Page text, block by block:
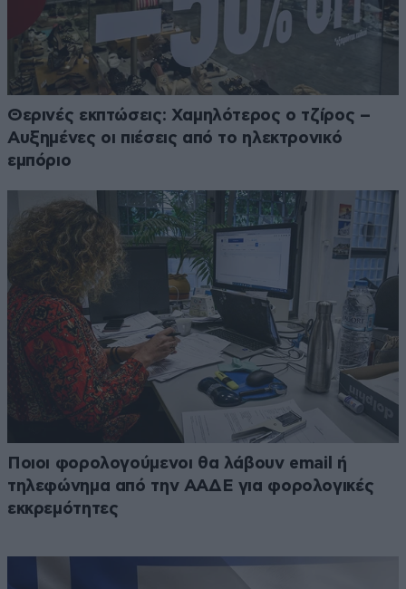
Θερινές εκπτώσεις: Χαμηλότερος ο τζίρος –
Αυξημένες οι πιέσεις από το ηλεκτρονικό
εμπόριο
Ποιοι φορολογούμενοι θα λάβουν email ή
τηλεφώνημα από την ΑΑΔΕ για φορολογικές
εκκρεμότητες